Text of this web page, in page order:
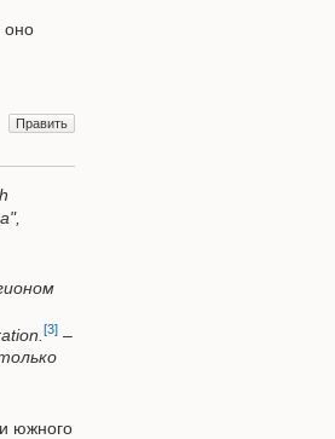
оно
Править
[3] –
южного